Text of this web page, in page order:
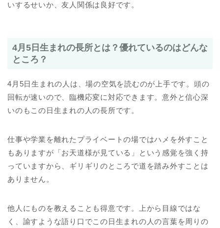
いするせいか、友人関係は良好です。
4月5日生まれの長所とは？優れているのはどんな
ところ？
4月5日生まれの人は、場の空気を読むのが上手です。頭の
回転が速いので、臨機応変に対応できます。意外と信心深
いのもこの日生まれの人の長所です。
仕事や学業を離れたプライベートの場ではハメを外すこと
もありますが「お天道様が見ている」という感覚を強く持
っていますから、ギリギリのところで道を踏み外すことは
ありません。
他人にものを教えることも得意です。上から目線ではな
く、諭すような語り口でこの日生まれの人の言葉を周りの